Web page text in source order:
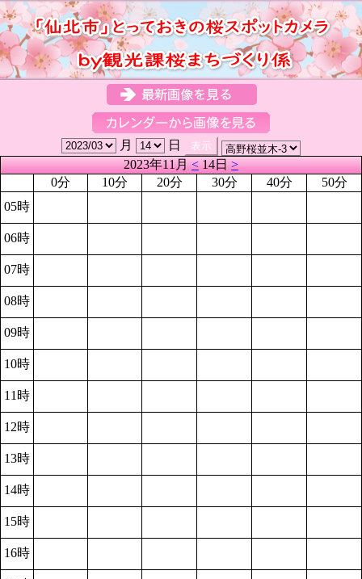
月
日
2023年11月<14日>
0分
10分 20分 30分 40分
50分
05時
06時
07時
08時
09時
10時
11時
12時
13時
14時
15時
16時